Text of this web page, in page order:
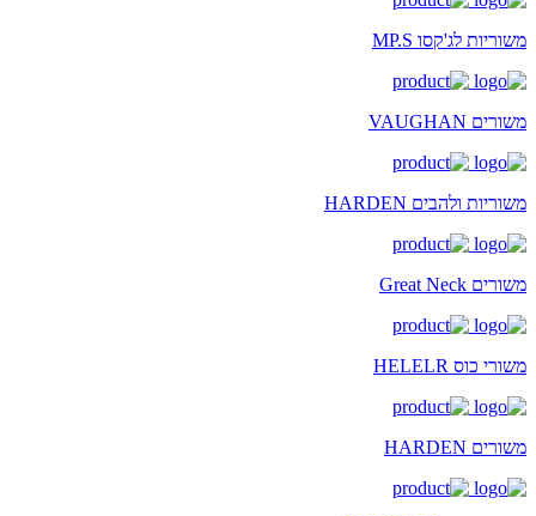
משוריות לג'קסו MP.S
משורים VAUGHAN
משוריות ולהבים HARDEN
משורים Great Neck
משורי כוס HELELR
משורים HARDEN